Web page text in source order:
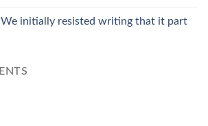
We initially resisted writing that it part